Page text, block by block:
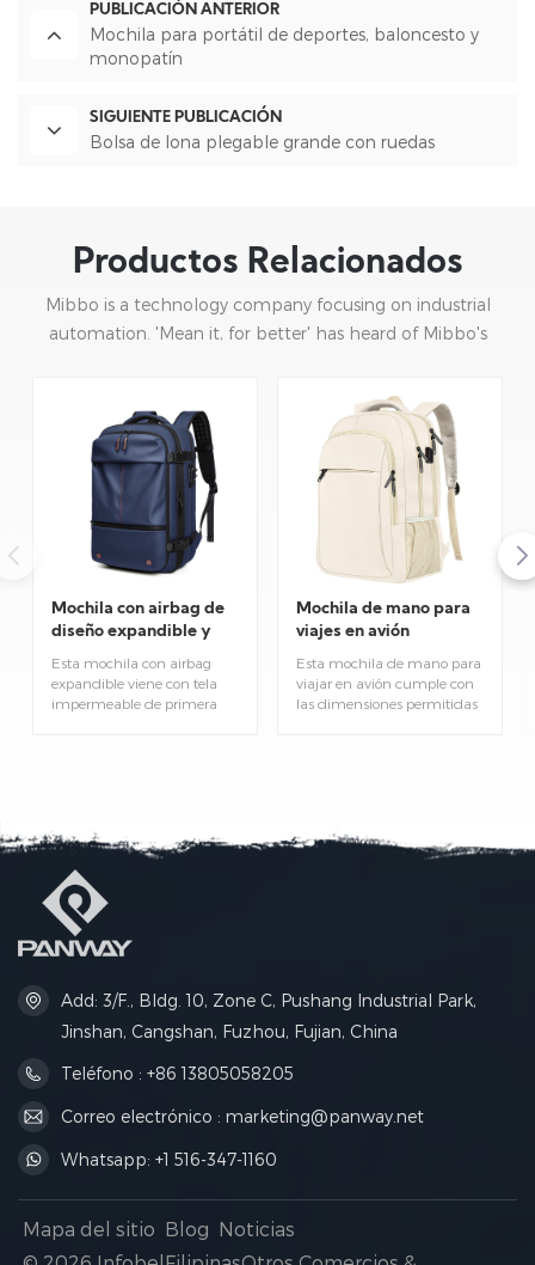
PUBLICACIÓN ANTERIOR
Mochila para portátil de deportes, baloncesto y
monopatín
SIGUIENTE PUBLICACIÓN
Bolsa de lona plegable grande con ruedas
Productos Relacionados
Mibbo is a technology company focusing on industrial
automation. 'Mean it, for better' has heard of Mibbo's
Mochila con airbag de
diseño expandible y
gran capacidad para
viajes.
Esta mochila con airbag
expandible viene con tela
impermeable de primera
espacio de almacenamiento
flexible para el uso
diario.camionetas y viajes de
negocios.
Mochila de mano para
viajes en avión
Esta mochila de mano para
viajar en avión cumple con
las dimensiones permitidas
perfectamente organizados
Add: 3/F., Bldg. 10, Zone C, Pushang Industrial Park,
Jinshan, Cangshan, Fuzhou, Fujian, China
Teléfono : +86 13805058205
Correo electrónico : marketing@panway.net
Whatsapp: +1 516-347-1160
Mapa del sitio Blog Noticias